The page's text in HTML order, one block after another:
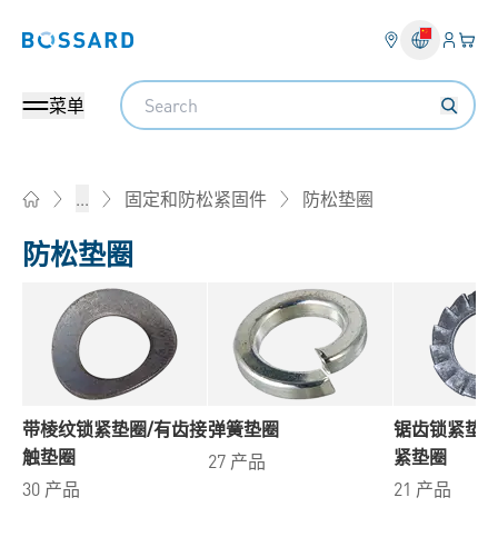
Bossard homepage 登入
您
菜单
Search
... 固定和防松紧固件 防松垫圈
防松垫圈
带棱纹锁紧垫圈/有齿接
触垫圈
30 产品
弹簧垫圈
27 产品
锯齿锁紧垫
紧垫圈
21 产品